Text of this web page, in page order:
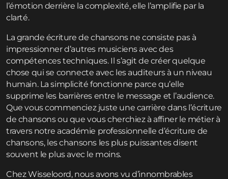
l’émotion derrière la complexité, elle l’amplifie par la
clarté.
La grande écriture de chansons ne consiste pas à
impressionner d’autres musiciens avec des
compétences techniques. Il s’agit de créer quelque
chose qui se connecte avec les auditeurs à un niveau
humain. La simplicité fonctionne parce qu’elle
supprime les barrières entre le message et l’audience.
Que vous commenciez juste une carrière dans l’écriture
de chansons ou que vous cherchiez à affiner le métier à
travers notre académie professionnelle d’écriture de
chansons, les chansons les plus puissantes disent
souvent le plus avec le moins.
Chez Wisseloord, nous avons vu d’innombrables